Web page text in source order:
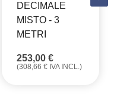
DECIMALE
MISTO - 3
METRI
253,00 €
(308,66 € IVA INCL.)